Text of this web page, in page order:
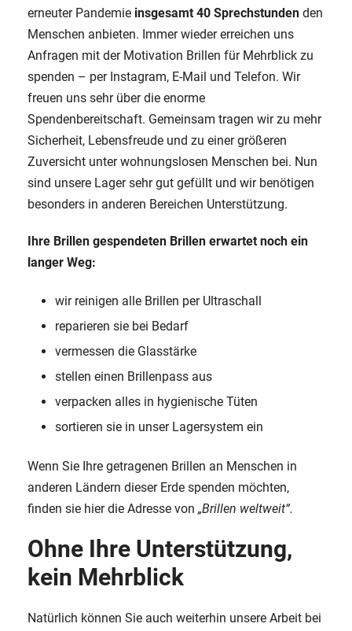
erneuter Pandemie insgesamt 40 Sprechstunden den
Menschen anbieten. Immer wieder erreichen uns
Anfragen mit der Motivation Brillen für Mehrblick zu
spenden – per Instagram, E-Mail und Telefon. Wir
freuen uns sehr über die enorme
Spendenbereitschaft. Gemeinsam tragen wir zu mehr
Sicherheit, Lebensfreude und zu einer größeren
Zuversicht unter wohnungslosen Menschen bei. Nun
sind unsere Lager sehr gut gefüllt und wir benötigen
besonders in anderen Bereichen Unterstützung.
Ihre Brillen gespendeten Brillen erwartet noch ein
langer Weg:
wir reinigen alle Brillen per Ultraschall
reparieren sie bei Bedarf
vermessen die Glasstärke
stellen einen Brillenpass aus
verpacken alles in hygienische Tüten
sortieren sie in unser Lagersystem ein
Wenn Sie Ihre getragenen Brillen an Menschen in
anderen Ländern dieser Erde spenden möchten,
finden sie hier die Adresse von „Brillen weltweit“.
Ohne Ihre Unterstützung,
kein Mehrblick
Natürlich können Sie auch weiterhin unsere Arbeit bei